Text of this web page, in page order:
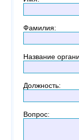
Фамилия:
Название
Должность:
Вопрос: